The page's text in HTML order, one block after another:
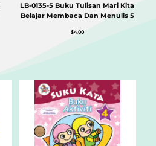
LB-0135-5 Buku Tulisan Mari Kita
Belajar Membaca Dan Menulis 5
$4.00